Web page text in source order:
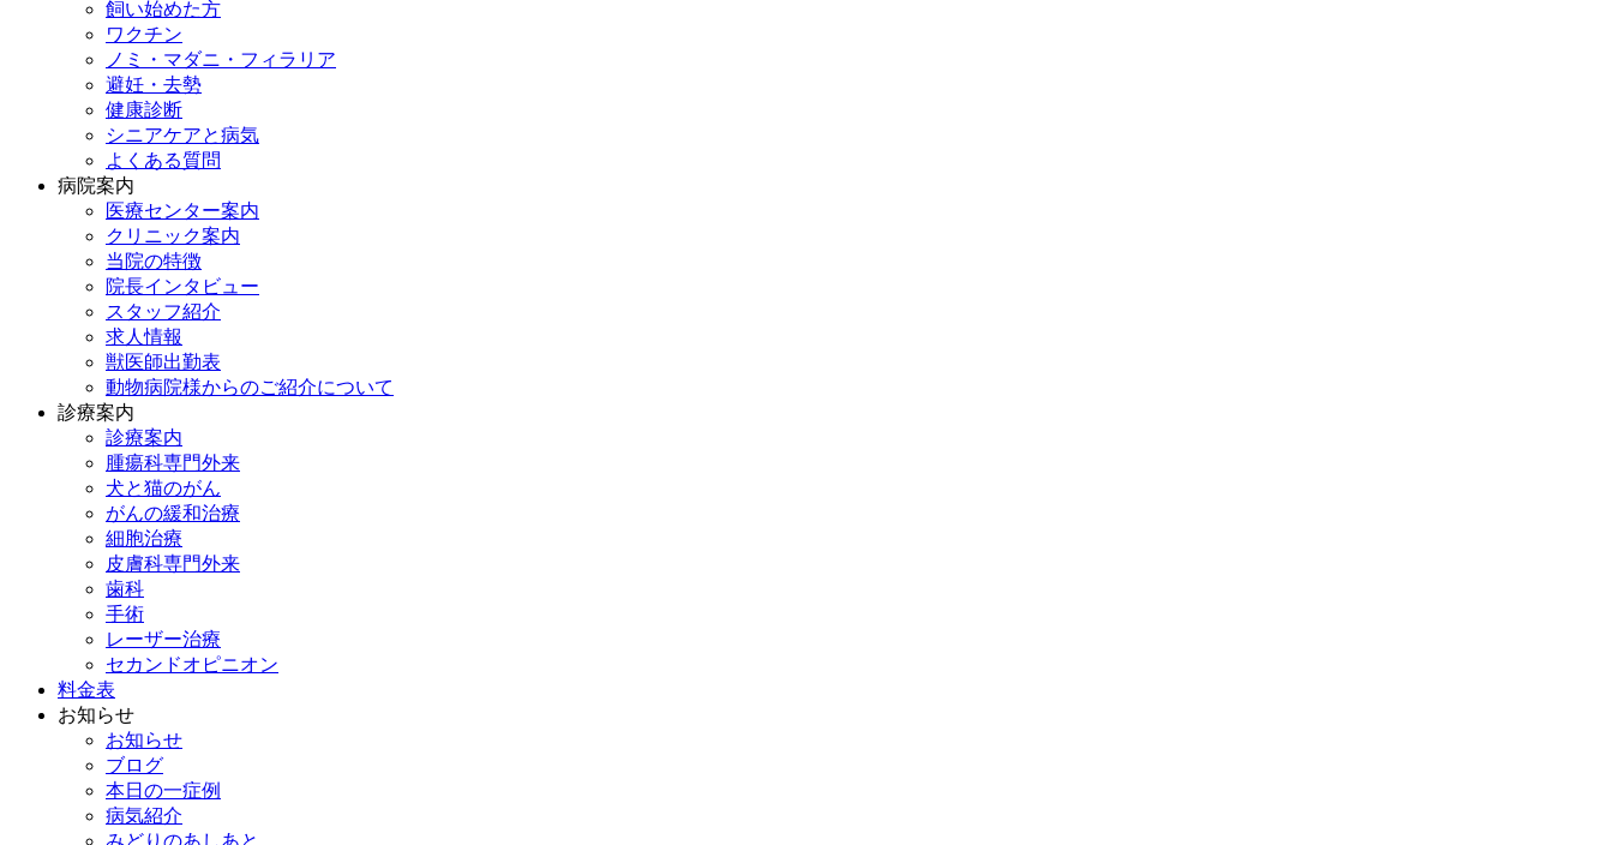
飼い始めた方
ワクチン
ノミ・マダニ・フィラリア
避妊・去勢
健康診断
シニアケアと病気
よくある質問
病院案内
医療センター案内
クリニック案内
当院の特徴
院長インタビュー
スタッフ紹介
求人情報
獣医師出勤表
動物病院様からのご紹介について
診療案内
診療案内
腫瘍科専門外来
犬と猫のがん
がんの緩和治療
細胞治療
皮膚科専門外来
歯科
手術
レーザー治療
セカンドオピニオン
料金表
お知らせ
お知らせ
ブログ
本日の一症例
病気紹介
みどりのあしあと